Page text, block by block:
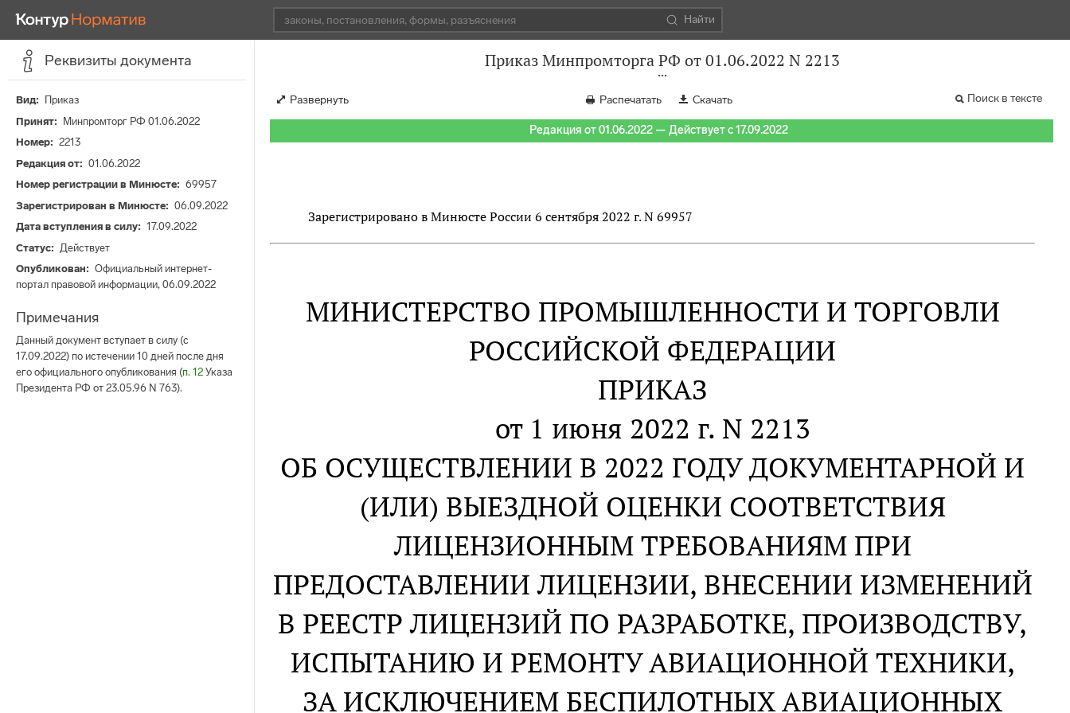
Найти
Реквизиты документа
Вид
Приказ
Принят
Минпромторг РФ 01.06.2022
Номер
2213
Редакция от
01.06.2022
Номер регистрации в Минюсте
69957
Зарегистрирован в Минюсте
06.09.2022
Дата вступления в силу
17.09.2022
Статус
Действует
Опубликован
Официальный интернет-
портал правовой информации, 06.09.2022
Примечания
Данный документ вступает в силу (с
17.09.2022) по истечении 10 дней после дня
его официального опубликования (п. 12 Указа
Президента РФ от 23.05.96 N 763).
Приказ Минпромторга РФ от 01.06.2022 N 2213
Развернуть Распечатать Скачать Поиск в тексте
Редакция от 01.06.2022 — Действует с 17.09.2022
Зарегистрировано в Минюсте России 6 сентября 2022 г. N 69957
МИНИСТЕРСТВО ПРОМЫШЛЕННОСТИ И ТОРГОВЛИ
РОССИЙСКОЙ ФЕДЕРАЦИИ
ПРИКАЗ
от 1 июня 2022 г. N 2213
ОБ ОСУЩЕСТВЛЕНИИ В 2022 ГОДУ ДОКУМЕНТАРНОЙ И
(ИЛИ) ВЫЕЗДНОЙ ОЦЕНКИ СООТВЕТСТВИЯ
ЛИЦЕНЗИОННЫМ ТРЕБОВАНИЯМ ПРИ
ПРЕДОСТАВЛЕНИИ ЛИЦЕНЗИИ, ВНЕСЕНИИ ИЗМЕНЕНИЙ
В РЕЕСТР ЛИЦЕНЗИЙ ПО РАЗРАБОТКЕ, ПРОИЗВОДСТВУ,
ИСПЫТАНИЮ И РЕМОНТУ АВИАЦИОННОЙ ТЕХНИКИ,
ЗА ИСКЛЮЧЕНИЕМ БЕСПИЛОТНЫХ АВИАЦИОННЫХ